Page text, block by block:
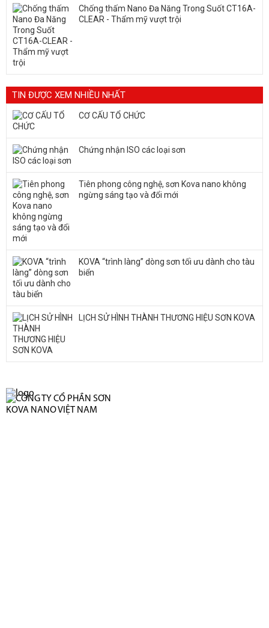
Chống thấm Nano Đa Năng Trong Suốt CT16A-
CLEAR - Thẩm mỹ vượt trội
TIN ĐƯỢC XEM NHIỀU NHẤT
CƠ CẤU TỔ CHỨC
Chứng nhận ISO các loại sơn
Tiên phong công nghệ, sơn Kova nano không
ngừng sáng tạo và đổi mới
KOVA “trình làng” dòng sơn tối ưu dành cho tàu
biển
LỊCH SỬ HÌNH THÀNH THƯƠNG HIỆU SƠN KOVA